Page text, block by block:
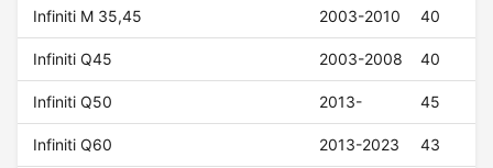
Infiniti M 35,45 2003-2010 40
Infiniti Q45 2003-2008 40
Infiniti Q50 2013- 45
Infiniti Q60 2013-2023 43